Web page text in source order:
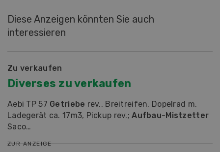
Diese Anzeigen könnten Sie auch
interessieren
zu verkaufen
Diverses zu verkaufen
Aebi TP 57 Getriebe rev., Breitreifen, Dopelrad m.
Ladegerät ca. 17m3, Pickup rev.;Aufbau-Mistzetter
Saco…
ZUR ANZEIGE